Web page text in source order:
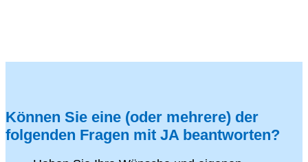
Können Sie eine (oder mehrere) der
folgenden Fragen mit JA beantworten?